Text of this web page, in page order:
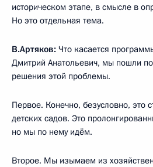
историческом этапе, в смысле в
Но это отдельная тема.
В.Артяков: Что касается
Дмитрий Анатольевич, мы пошли
решения этой проблемы.
Первое. Конечно, безусловно, это
детских садов. Это
но мы по нему идём.
Второе. Мы изымаем из